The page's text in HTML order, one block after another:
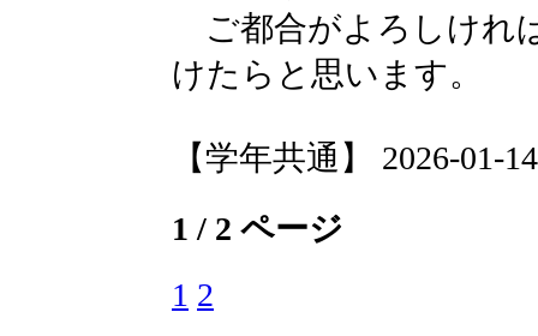
ご都合がよろしけれ
けたらと思います。
【学年共通】 2026-01-
1 / 2 ページ
1 2